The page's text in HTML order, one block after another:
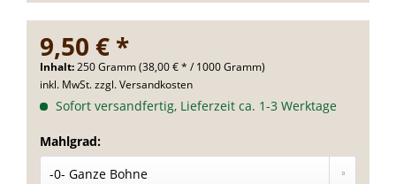
9,50 € *
Inhalt:250 Gramm (38,00 € * / 1000 Gramm)
inkl. MwSt.zzgl. Versandkosten
Sofort versandfertig, Lieferzeit ca. 1-3 Werktage
Mahlgrad: